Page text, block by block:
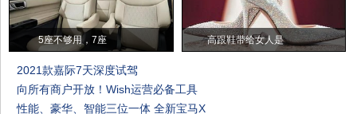
5座不够用，7座 高跟鞋带给女人是
2021款嘉际7天深度试驾
向所有商户开放！Wish运营必备工具
性能、豪华、智能三位一体 全新宝马X